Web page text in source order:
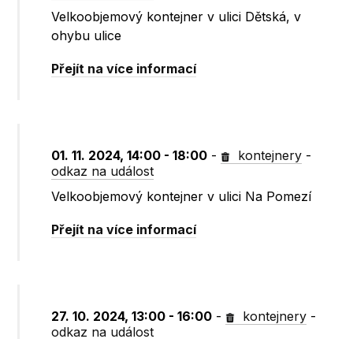
Velkoobjemový kontejner v ulici Dětská, v
ohybu ulice
Přejít na více informací
01. 11. 2024, 14:00 - 18:00 - kontejnery -
odkaz na událost
Velkoobjemový kontejner v ulici Na Pomezí
Přejít na více informací
27. 10. 2024, 13:00 - 16:00 - kontejnery -
odkaz na událost